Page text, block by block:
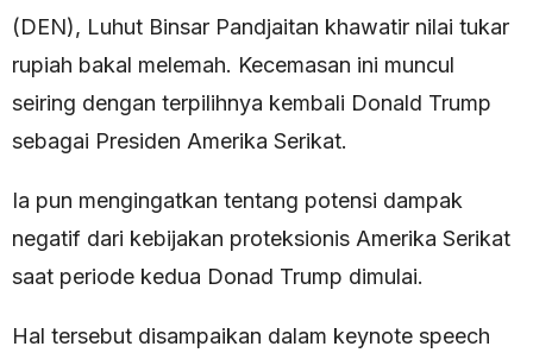
(DEN), Luhut Binsar Pandjaitan khawatir nilai tukar
rupiah bakal melemah. Kecemasan ini muncul
seiring dengan terpilihnya kembali Donald Trump
sebagai Presiden Amerika Serikat.
Ia pun mengingatkan tentang potensi dampak
negatif dari kebijakan proteksionis Amerika Serikat
saat periode kedua Donad Trump dimulai.
Hal tersebut disampaikan dalam keynote speech